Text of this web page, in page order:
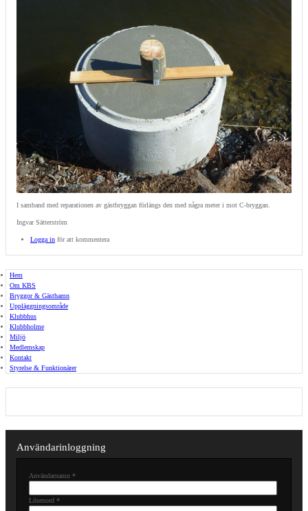
I samband med reparationen av gästbryggan förlängs den med några meter i mot C-bryggan.
Ingvar Sätterström
Logga in för att kommentera
Hem
Om KBS
Bryggor & Gästhamn
Uppläggningsområde
Klubbhus
Klubbholme
Miljö
Medlemskap
Kontakt
Styrelse & Funktionärer
Användarinloggning
Användarnamn *
Lösenord *